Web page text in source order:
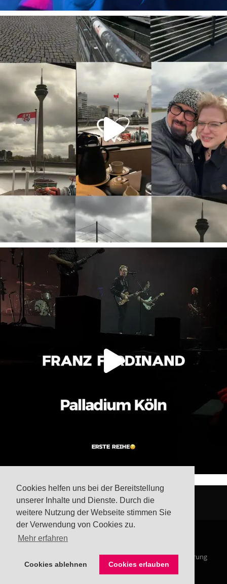
Cookies helfen uns bei der Bereitstellung
unserer Inhalte und Dienste. Durch die
weitere Nutzung der Webseite stimmen Sie
der Verwendung von Cookies zu.
Mehr erfahren
Cookies ablehnen Cookies erlauben
Impressum Datenschutzerklärung